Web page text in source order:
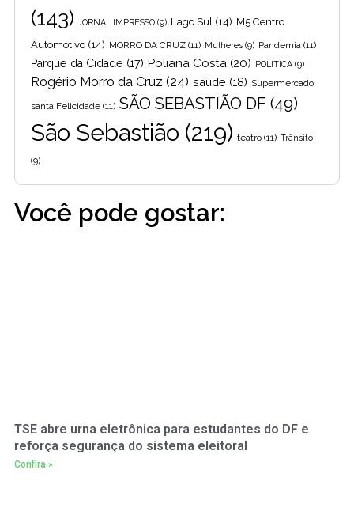
(143)
JORNAL IMPRESSO (9) Lago Sul (14) M5 Centro
Automotivo (14) MORRO DA CRUZ (11) Mulheres (9) Pandemia (11)
Parque da Cidade (17) Poliana Costa (20) POLITICA (9)
Rogério Morro da Cruz (24) saúde (18) Supermercado
santa Felicidade (11) SÃO SEBASTIÃO DF (49)
São Sebastião (219) teatro (11) Trânsito
(9)
Você pode gostar:
TSE abre urna eletrônica para estudantes do DF e
reforça segurança do sistema eleitoral
Confira »